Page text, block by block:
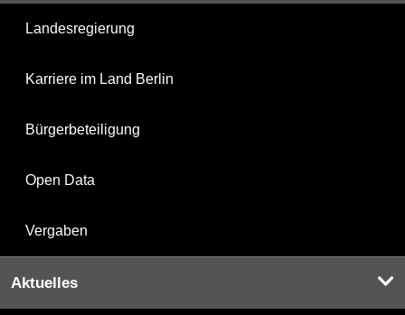
Landesregierung
Karriere im Land Berlin
Bürgerbeteiligung
Open Data
Vergaben
Aktuelles